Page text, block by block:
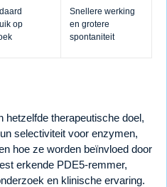
op
Snellere werking
en grotere
spontaniteit
hetzelfde therapeutische doel,
selectiviteit voor enzymen,
hoe ze worden beïnvloed door
erkende PDE5-remmer,
en klinische ervaring.